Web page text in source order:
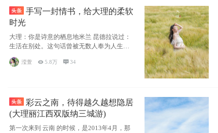
手写一封情书，给大理的柔软
时光
大理：你是诗意的栖息地米兰 昆德拉说过：
生活在别处。这句话曾被无数人奉为人生信
滢萱  5.8万  34
彩云之南，待得越久越想隐居
(大理丽江西双版纳三城游)
第一次来到 云南 的时候，是2013年4月，那